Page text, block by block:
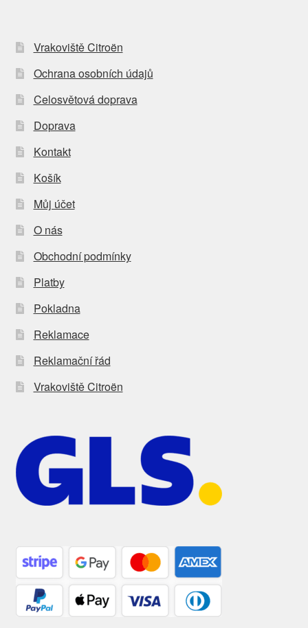
Vrakoviště Citroën
Ochrana osobních údajů
Celosvětová doprava
Doprava
Kontakt
Košík
Můj účet
O nás
Obchodní podmínky
Platby
Pokladna
Reklamace
Reklamační řád
Vrakoviště Citroën